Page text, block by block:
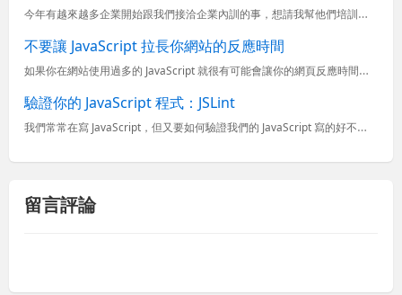
今年有越來越多企業開始跟我們接洽企業內訓的事，想請我幫他們培訓前端工程師，但你知道一個好的前端工程師絕對不是兩三個月可以養成的，需要多年的努力與磨練才會有點成績。而這幾年可謂前端正夯，有為數不少的人開
不要讓 JavaScript 拉長你網站的反應時間
如果你在網站使用過多的 JavaScript 就很有可能會讓你的網頁反應時間拖的很長，因為瀏覽器在頁面顯示的過程中只要遇到任何 JavaScript 都會等他下載完畢或執行完畢才會繼續顯示下面的資料，...
驗證你的 JavaScript 程式：JSLint
我們常常在寫 JavaScript，但又要如何驗證我們的 JavaScript 寫的好不好呢？有個 JSLint 網站就幫我們做這件事。之前我也是認為在寫 JavaScript 的時候都覺得只要跑起來...
留言評論